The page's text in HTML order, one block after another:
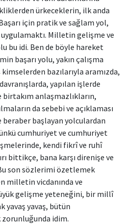
ürkeceklerin, ilk anda
için pratik ve sağlam yol,
Milletin gelişme ve
bu idi. Ben de böyle hareket
başarı yolu, yakın çalışma
bazılarıyla aramızda,
yapılan işlerde
anlaşmazlıkların,
da sebebi ve açıklaması
beraber başlayan yolculardan
cumhuriyet ve cumhuriyet
kendi fikrî ve ruhî
bittikçe, bana karşı direnişe ve
son sözlerimi özetlemek
milletin vicdanında ve
gelişme yeteneğini, bir millî
yavaş yavaş, bütün
idim.